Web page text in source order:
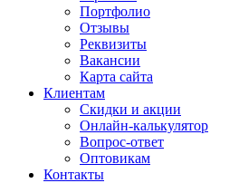
Портфолио
Отзывы
Реквизиты
Вакансии
Карта сайта
Клиентам
Скидки и акции
Онлайн-калькулятор
Вопрос-ответ
Оптовикам
Контакты